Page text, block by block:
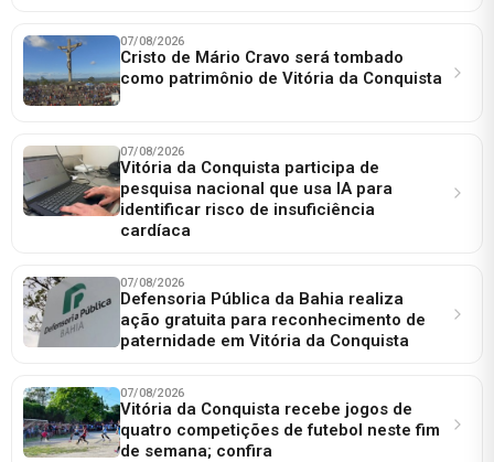
07/08/2026
Cristo de Mário Cravo será tombado
como patrimônio de Vitória da Conquista
07/08/2026
Vitória da Conquista participa de
pesquisa nacional que usa IA para
identificar risco de insuficiência
cardíaca
07/08/2026
Defensoria Pública da Bahia realiza
ação gratuita para reconhecimento de
paternidade em Vitória da Conquista
07/08/2026
Vitória da Conquista recebe jogos de
quatro competições de futebol neste fim
de semana; confira